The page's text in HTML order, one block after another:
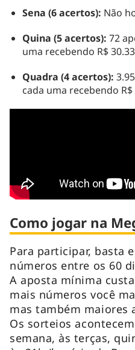
Sena (6 acertos): Não
Quina (5 acertos): 72
uma recebendo R$
Quadra (4 acertos):
cada uma recebendo R$
Como jogar na
Para participar, basta
números entre os 60
A aposta mínima
mais números você
mas também maiores
Os sorteios
semana, às terças,